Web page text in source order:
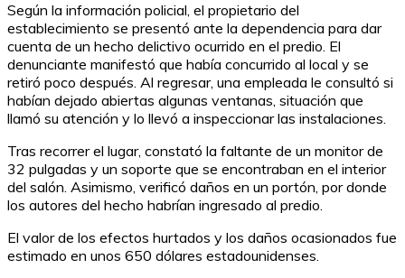
Según la información policial, el propietario del
establecimiento se presentó ante la dependencia para dar
cuenta de un hecho delictivo ocurrido en el predio. El
denunciante manifestó que había concurrido al local y se
retiró poco después. Al regresar, una empleada le consultó si
habían dejado abiertas algunas ventanas, situación que
llamó su atención y lo llevó a inspeccionar las instalaciones.
Tras recorrer el lugar, constató la faltante de un monitor de
32 pulgadas y un soporte que se encontraban en el interior
del salón. Asimismo, verificó daños en un portón, por donde
los autores del hecho habrían ingresado al predio.
El valor de los efectos hurtados y los daños ocasionados fue
estimado en unos 650 dólares estadounidenses.